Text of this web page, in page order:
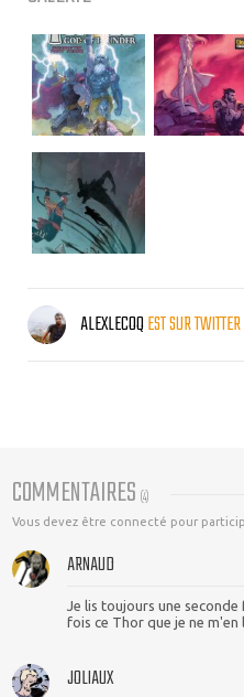
ALEXLECOQEST SUR TWITTER
COMMENTAIRES (4)
Vous devez être connecté pour
ARNAUD
Je lis toujours une
fois ce Thor que je ne m'en
JOLIAUX